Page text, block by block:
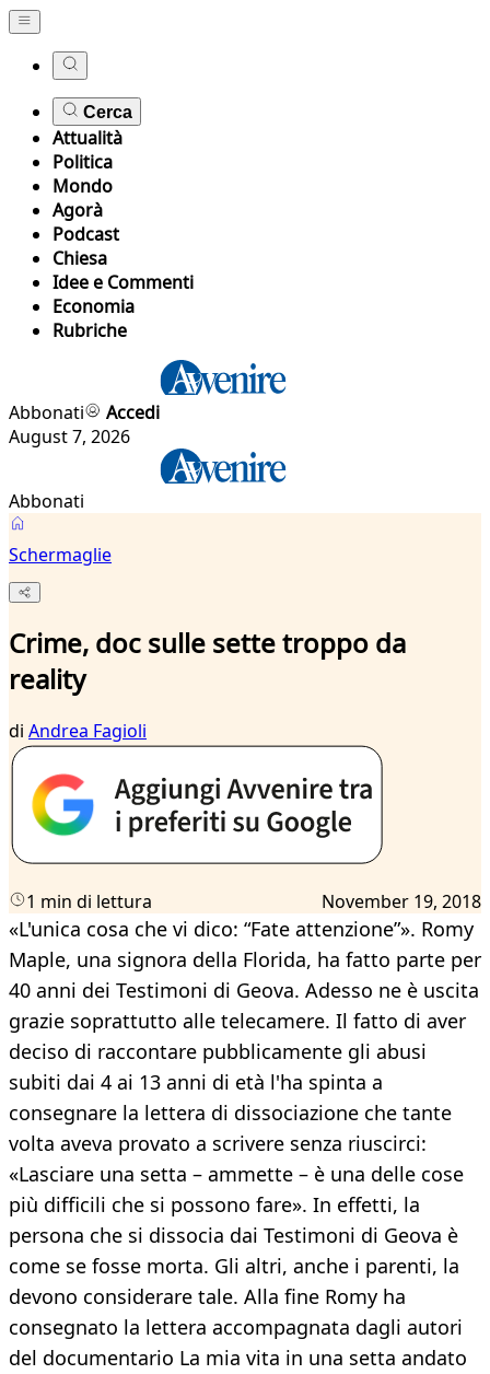
Cerca
Attualità
Politica
Mondo
Agorà
Podcast
Chiesa
Idee e Commenti
Economia
Rubriche
Abbonati
Accedi
August 7, 2026
Abbonati
Schermaglie
Crime, doc sulle sette troppo da
reality
di Andrea Fagioli
1 min di lettura November 19, 2018
«L'unica cosa che vi dico: “Fate attenzione”». Romy
Maple, una signora della Florida, ha fatto parte per
40 anni dei Testimoni di Geova. Adesso ne è uscita
grazie soprattutto alle telecamere. Il fatto di aver
deciso di raccontare pubblicamente gli abusi
subiti dai 4 ai 13 anni di età l'ha spinta a
consegnare la lettera di dissociazione che tante
volta aveva provato a scrivere senza riuscirci:
«Lasciare una setta – ammette – è una delle cose
più difficili che si possono fare». In effetti, la
persona che si dissocia dai Testimoni di Geova è
come se fosse morta. Gli altri, anche i parenti, la
devono considerare tale. Alla fine Romy ha
consegnato la lettera accompagnata dagli autori
del documentario La mia vita in una setta andato